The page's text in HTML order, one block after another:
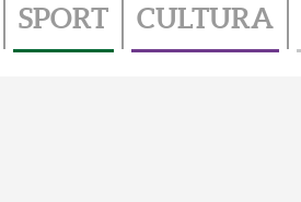
SPORT CULTURA